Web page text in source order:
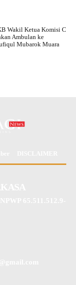
Wakil Ketua Komisi C
Ambulan ke
Mubarok Muara